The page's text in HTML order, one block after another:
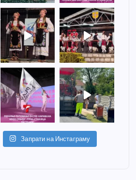
Запрати на Инстаграму